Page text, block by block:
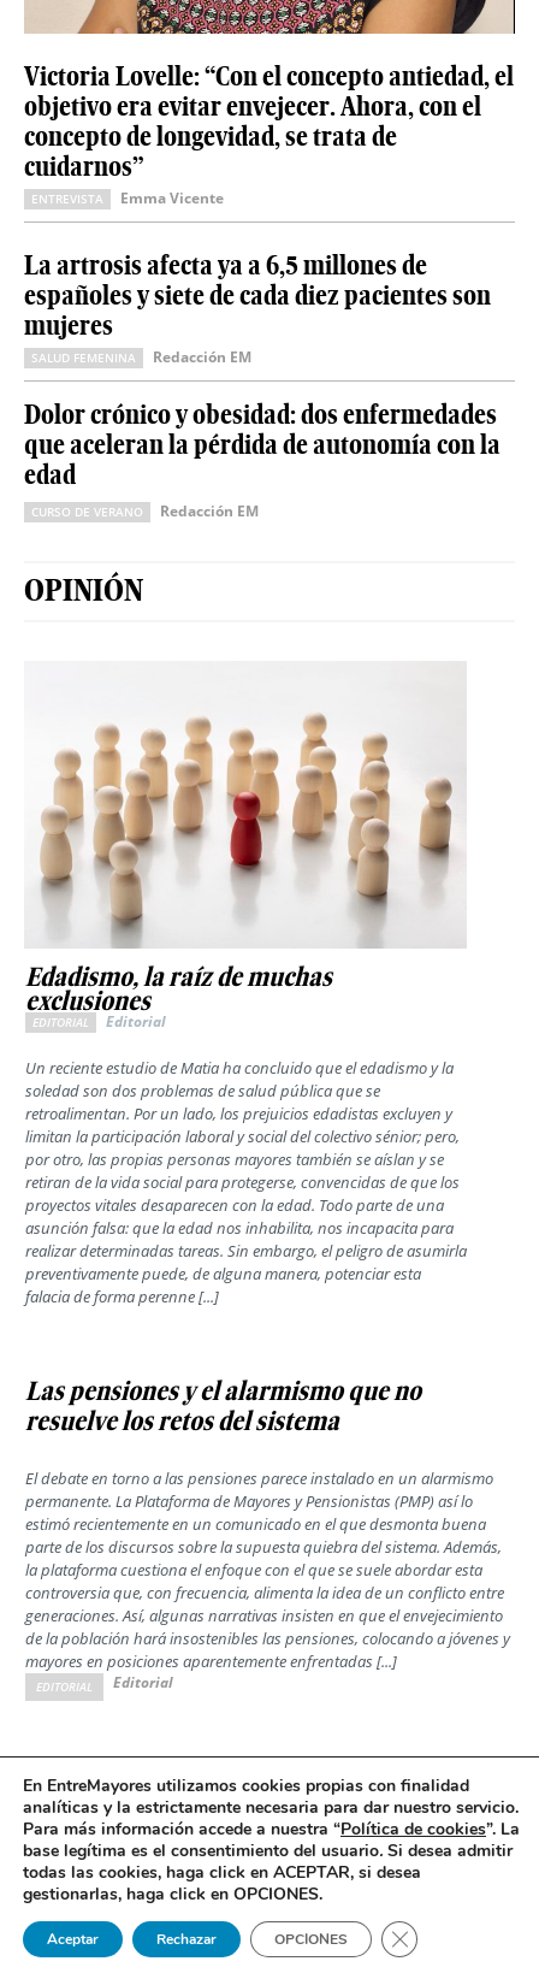
Victoria Lovelle: “Con el concepto antiedad, el
objetivo era evitar envejecer. Ahora, con el
concepto de longevidad, se trata de
cuidarnos”
ENTREVISTA Emma Vicente
La artrosis afecta ya a 6,5 millones de
españoles y siete de cada diez pacientes son
mujeres
SALUD FEMENINA Redacción EM
Dolor crónico y obesidad: dos enfermedades
que aceleran la pérdida de autonomía con la
edad
CURSO DE VERANO Redacción EM
OPINIÓN
Edadismo, la raíz de muchas
exclusiones
EDITORIAL Editorial
Un reciente estudio de Matia ha concluido que el edadismo y la
soledad son dos problemas de salud pública que se
retroalimentan. Por un lado, los prejuicios edadistas excluyen y
limitan la participación laboral y social del colectivo sénior; pero,
por otro, las propias personas mayores también se aíslan y se
retiran de la vida social para protegerse, convencidas de que los
proyectos vitales desaparecen con la edad. Todo parte de una
asunción falsa: que la edad nos inhabilita, nos incapacita para
realizar determinadas tareas. Sin embargo, el peligro de asumirla
preventivamente puede, de alguna manera, potenciar esta
falacia de forma perenne [...]
Las pensiones y el alarmismo que no
resuelve los retos del sistema
El debate en torno a las pensiones parece instalado en un alarmismo
permanente. La Plataforma de Mayores y Pensionistas (PMP) así lo
estimó recientemente en un comunicado en el que desmonta buena
parte de los discursos sobre la supuesta quiebra del sistema. Además,
la plataforma cuestiona el enfoque con el que se suele abordar esta
controversia que, con frecuencia, alimenta la idea de un conflicto entre
generaciones. Así, algunas narrativas insisten en que el envejecimiento
de la población hará insostenibles las pensiones, colocando a jóvenes y
mayores en posiciones aparentemente enfrentadas [...]
EDITORIAL Editorial
Las familias ante la decisión de la Comisión
Interministerial de Precios del Medicamento
Opinión
Por Jesús Rodrigo, director ejecutivo de la Confederación Española de
Alzheimer y otras Demencias (Ceafa)
En EntreMayores utilizamos cookies propias con finalidad
analíticas y la estrictamente necesaria para dar nuestro servicio.
Para más información accede a nuestra “Política de cookies”. La
base legítima es el consentimiento del usuario. Si desea admitir
todas las cookies, haga click en ACEPTAR, si desea
gestionarlas, haga click en OPCIONES.
Aceptar Rechazar OPCIONES Cerrar el banner